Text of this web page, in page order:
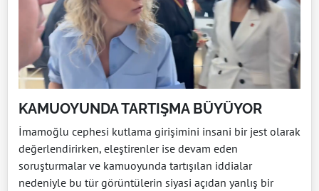
KAMUOYUNDA TARTIŞMA BÜYÜYOR
İmamoğlu cephesi kutlama girişimini insani bir jest olarak
değerlendirirken, eleştirenler ise devam eden
soruşturmalar ve kamuoyunda tartışılan iddialar
nedeniyle bu tür görüntülerin siyasi açıdan yanlış bir